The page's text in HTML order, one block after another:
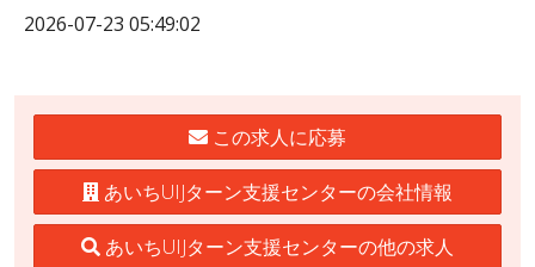
2026-07-23 05:49:02
この求人に応募
あいちUIJターン支援センターの会社情報
あいちUIJターン支援センターの他の求人